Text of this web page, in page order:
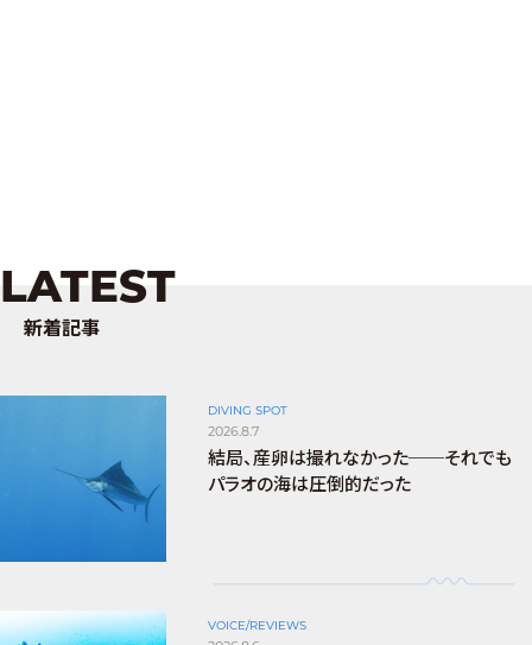
LATEST
新着記事
DIVING SPOT
2026.8.7
結局、産卵は撮れなかった──それでも
パラオの海は圧倒的だった
VOICE/REVIEWS